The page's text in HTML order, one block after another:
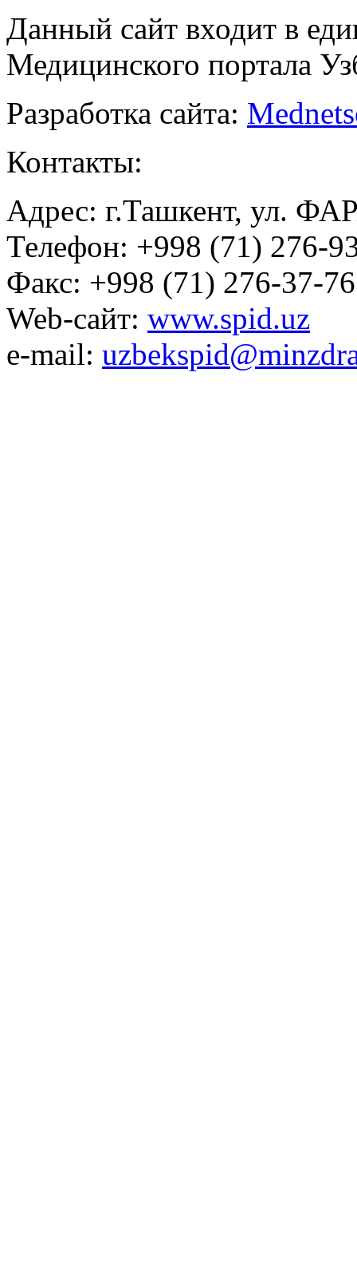
Данный сайт входит в
Медицинского портала
Разработка сайта:
Контакты:
Адрес: г.Ташкент, ул.
Телефон: +998 (71) 276-
Факс: +998 (71) 276-37-76
Web-сайт: www.spid.uz
e-mail: